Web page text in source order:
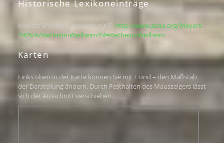
Historische Lexikoneinträge
Meyers Enzyklop. Lexikon, 1905. http://www.zeno.org/Meyers-
1905/A/Rietheim-Weilheim?hl=Rietheim-Weilheim
Karten
Links oben in der Karte können Sie mit + und – den Maßstab
der Darstellung ändern. Durch Festhalten des Mauszeigers lässt
sich der Ausschnitt verschieben.